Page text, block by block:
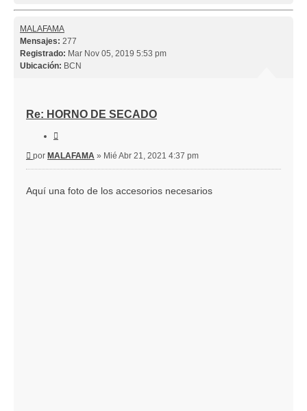
MALAFAMA
Mensajes: 277
Registrado: Mar Nov 05, 2019 5:53 pm
Ubicación: BCN
Re: HORNO DE SECADO
Mensaje
por MALAFAMA » Mié Abr 21, 2021 4:37 pm
Aquí una foto de los accesorios necesarios